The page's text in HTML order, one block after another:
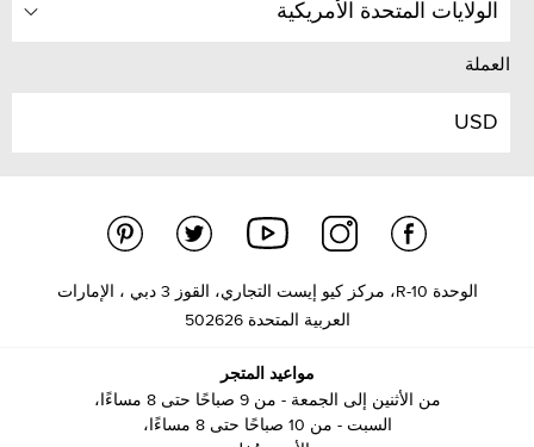
الولايات المتحدة الأمريكية
العملة
USD
الوحدة R-10، مركز كيو إيست التجاري، القوز 3 دبي ، الإمارات
العربية المتحدة 502626
مواعيد المتجر
من الأثنين إلى الجمعة - من 9 صباحًا حتى 8 مساءًا،
السبت - من 10 صباحًا حتى 8 مساءًا،